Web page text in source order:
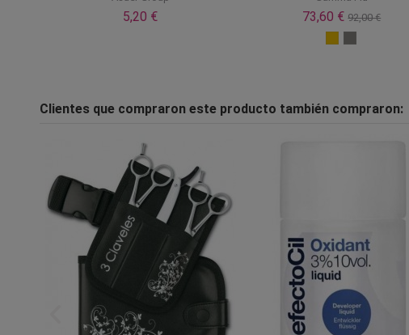
5,20 € 73,60 €92,00 €
Clientes que compraron este producto también compraron: